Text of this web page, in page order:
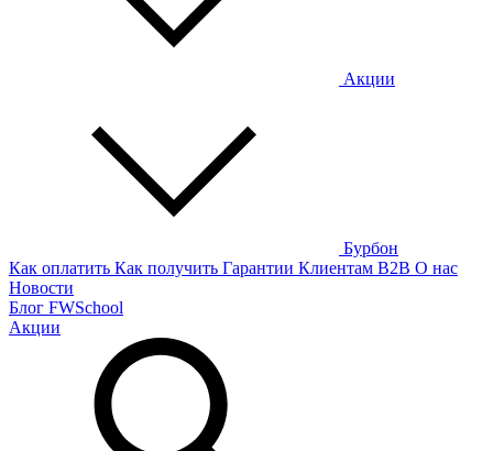
Акции
Бурбон
Как оплатить Как получить Гарантии Клиентам B2B О нас
Новости
Блог FWSchool
Акции